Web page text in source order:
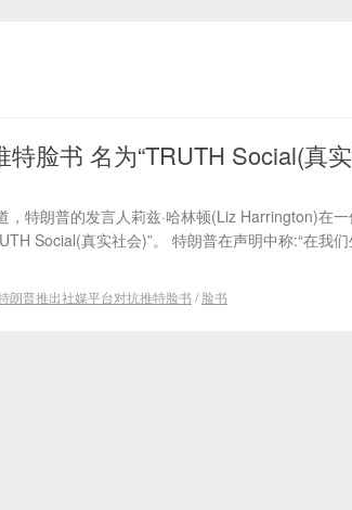
脸书 名为“TRUTH Social(真
特朗普的发言人莉兹·哈林顿(Liz Harrington)在
Social(真实社会)”。 特朗普在声明中称:“在我
朗普推出社媒平台对抗推特脸书 / 脸书